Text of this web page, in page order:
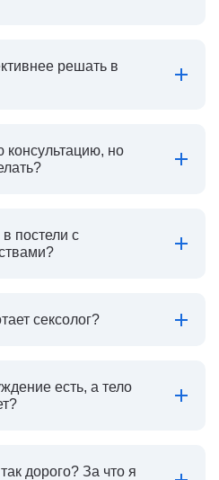
решать в
консультацию, но
постели с
сексолог?
есть, а тело
дорого? За что я